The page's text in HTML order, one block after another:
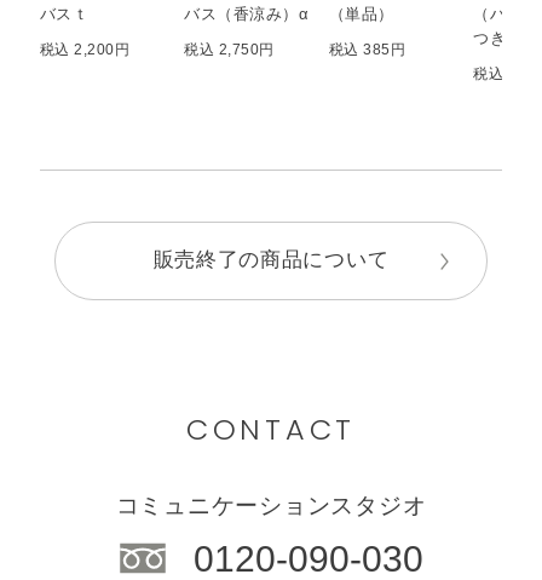
バスｔ
税込 2,200円
バス（香涼み）α
税込 2,750円
（単品）
税込 385円
（ハン
つき）
税込
販売終了の商品について
CONTACT
コミュニケーションスタジオ
0120-090-030